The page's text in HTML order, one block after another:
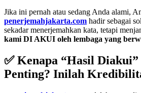
Jika ini pernah atau sedang Anda alami,
penerjemahjakarta.com hadir sebagai
sekadar menerjemahkan kata, tetapi
kami DI AKUI oleh lembaga yang
✅Kenapa “Hasil
Penting? Inilah